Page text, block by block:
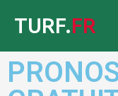
TURF.FR